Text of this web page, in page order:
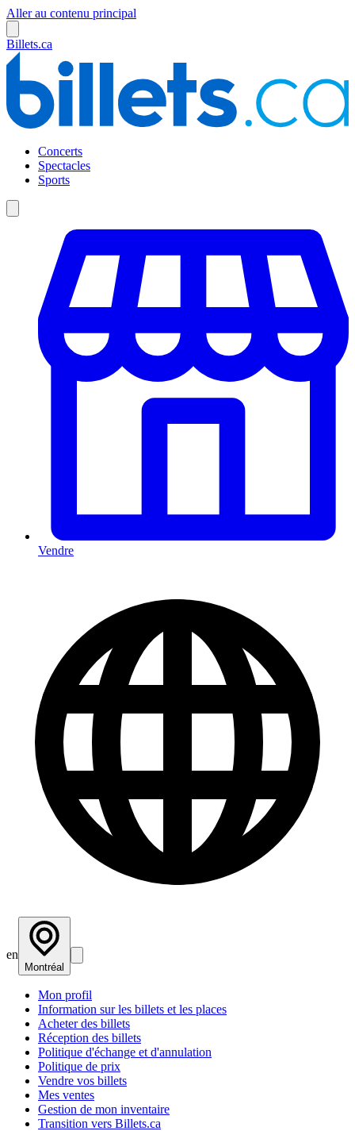
Aller au contenu principal
Billets.ca
Concerts
Spectacles
Sports
Vendre
en
Montréal
Mon profil
Information sur les billets et les places
Acheter des billets
Réception des billets
Politique d'échange et d'annulation
Politique de prix
Vendre vos billets
Mes ventes
Gestion de mon inventaire
Transition vers Billets.ca